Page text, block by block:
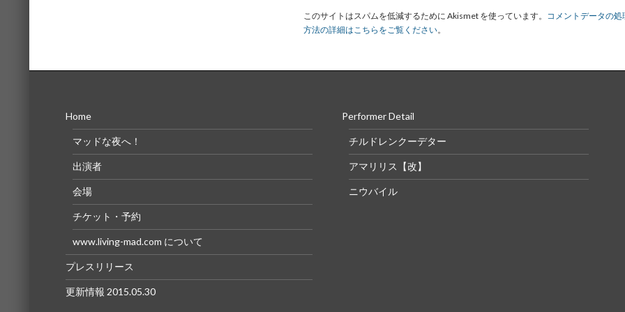
このサイトはスパムを低減するために Akismet を使っています。 コメントデータの処
方法の詳細はこちらをご覧ください。
Home
マッドな夜へ！
出演者
会場
チケット・予約
www.living-mad.com について
プレスリリース
更新情報 2015.05.30
Performer Detail
チルドレンクーデター
アマリリス【改】
ニウバイル